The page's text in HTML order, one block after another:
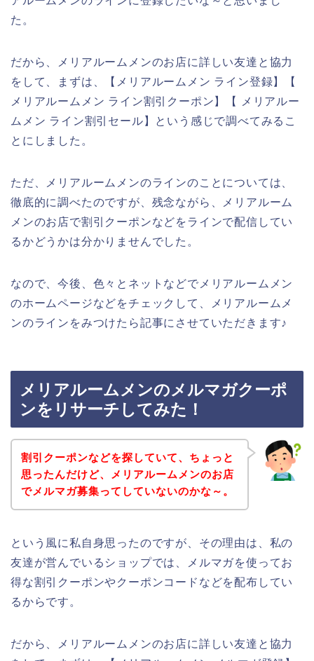
た。
だから、メリアルームメンのお店に詳しい友達と協力
をして、まずは、【メリアルームメン ライン登録】【
メリアルームメン ライン割引クーポン】【 メリアルー
ムメン ライン割引セール】という感じで調べてみるこ
とにしました。
ただ、メリアルームメンのラインのことについては、
徹底的に調べたのですが、残念ながら、メリアルーム
メンのお店で割引クーポンなどをラインで配信してい
るかどうかは分かりませんでした。
なので、今後、色々とネットなどでメリアルームメン
のホームページなどをチェックして、メリアルームメ
ンのラインをみつけたら記事にさせていただきます♪
メリアルームメンのメルマガクーポ
ンをリサーチしてみた！
割引クーポンなどを探していて、ちょっと
思ったんだけど、メリアルームメンのお店
でメルマガ募集ってしていないのかな～。
という風に私自身思ったのですが、その理由は、私の
友達が営んでいるショップでは、メルマガを使ってお
得な割引クーポンやクーポンコードなどを配布してい
るからです。
だから、メリアルームメンのお店に詳しい友達と協力